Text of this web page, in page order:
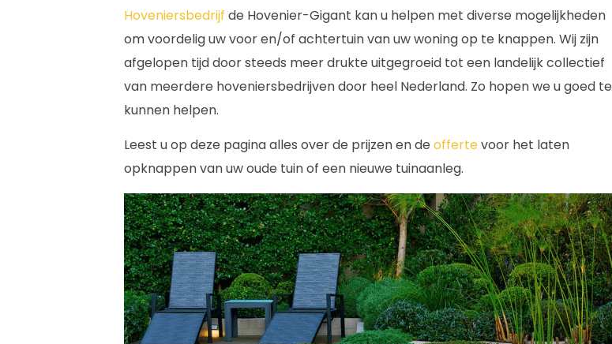
Hoveniersbedrijf de Hovenier-Gigant kan u helpen met diverse mogelijkheden
om voordelig uw voor en/of achtertuin van uw woning op te knappen. Wij zijn
afgelopen tijd door steeds meer drukte uitgegroeid tot een landelijk collectief
van meerdere hoveniersbedrijven door heel Nederland. Zo hopen we u goed te
kunnen helpen.
Leest u op deze pagina alles over de prijzen en de offertevoor het laten
opknappen van uw oude tuin of een nieuwe tuinaanleg.